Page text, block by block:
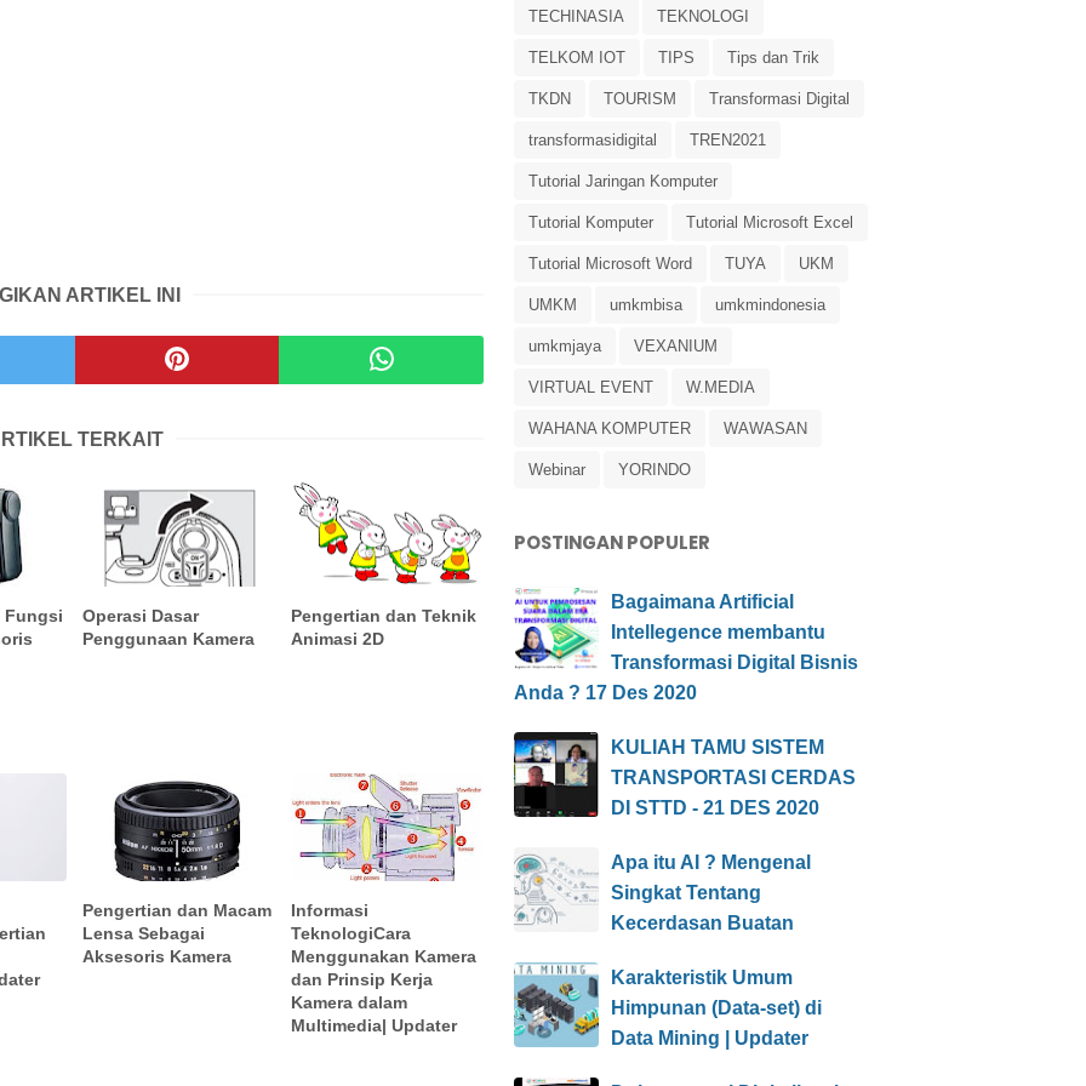
ARTIKEL INI
TERKAIT
Fungsi
Operasi Dasar
Penggunaan Kamera
Pengertian dan Teknik
Animasi 2D
Pengertian dan Macam
Lensa Sebagai
Aksesoris Kamera
Informasi
TeknologiCara
Menggunakan Kamera
dan Prinsip Kerja
Kamera dalam
Multimedia| Updater
TECHINASIA TEKNOLOGI
TELKOM IOT TIPS Tips dan Trik
TKDN TOURISM Transformasi Digital
transformasidigital TREN2021
Tutorial Jaringan Komputer
Tutorial Komputer Tutorial Microsoft Excel
Tutorial Microsoft Word TUYA UKM
UMKM umkmbisa umkmindonesia
umkmjaya VEXANIUM
VIRTUAL EVENT W.MEDIA
WAHANA KOMPUTER WAWASAN
Webinar YORINDO
POSTINGAN POPULER
Bagaimana Artificial
Intellegence membantu
Transformasi Digital Bisnis
Anda ? 17 Des 2020
KULIAH TAMU SISTEM
TRANSPORTASI CERDAS
DI STTD - 21 DES 2020
Apa itu AI ? Mengenal
Singkat Tentang
Kecerdasan Buatan
Karakteristik Umum
Himpunan (Data-set) di
Data Mining | Updater